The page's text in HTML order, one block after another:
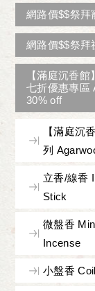
網路價$$祭拜
網路價$$祭拜
【滿庭沉香
七折優惠專區
30% off
【滿庭沉
列
立香/線香
Stick
微盤香
Incense
小盤香